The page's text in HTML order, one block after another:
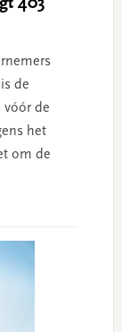
403
de
vóór de
het
om de